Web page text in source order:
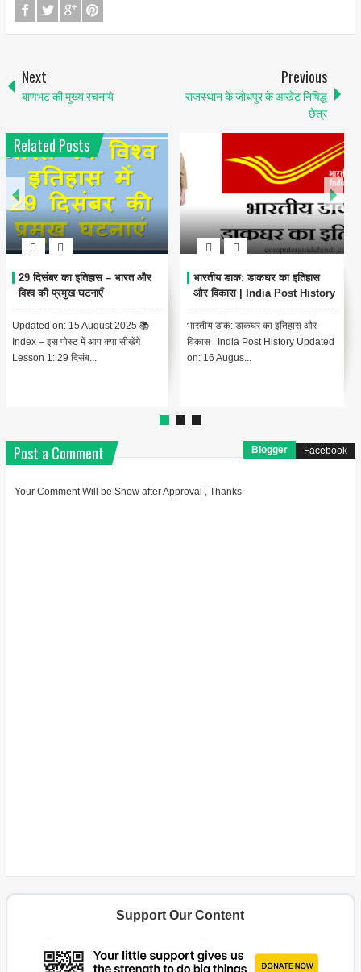
Next
बाणभट की मुख्य रचनाये
Previous
राजस्थान के जोधपुर के आखेट निषिद्ध
छेत्र
Related Posts
प्रजामण्डल आन्दोलन: भारतीय
स्वतंत्रता संग्राम की महत्वपूर्ण कड़ी
भारतीय स्वतंत्रता संग्राम के इतिहास में
प्रजामण्डल आन्दोलन का एक विशिष्ट स्थान
है। यह आन्दोलन भारतीय...
खेड़ा सत्याग्रह- एक किसान आन्दोलन
1918
खेड़ा सत्याग्रह क्या है ? चंपारण के किसान
आन्दोलन के बाद खेड़ा (गुजरात) में भी 1918
ई. में एक किसान आ...
Post a Comment Blogger Facebook
Your Comment Will be Show after Approval , Thanks
Support Our Content